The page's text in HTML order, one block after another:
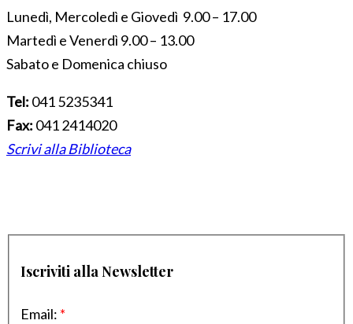
Lunedì, Mercoledì e Giovedì 9.00 – 17.00
Martedì e Venerdì 9.00 – 13.00
Sabato e Domenica chiuso
Tel: 041 5235341
Fax: 041 2414020
Scrivi alla Biblioteca
Iscriviti alla Newsletter
Email: *